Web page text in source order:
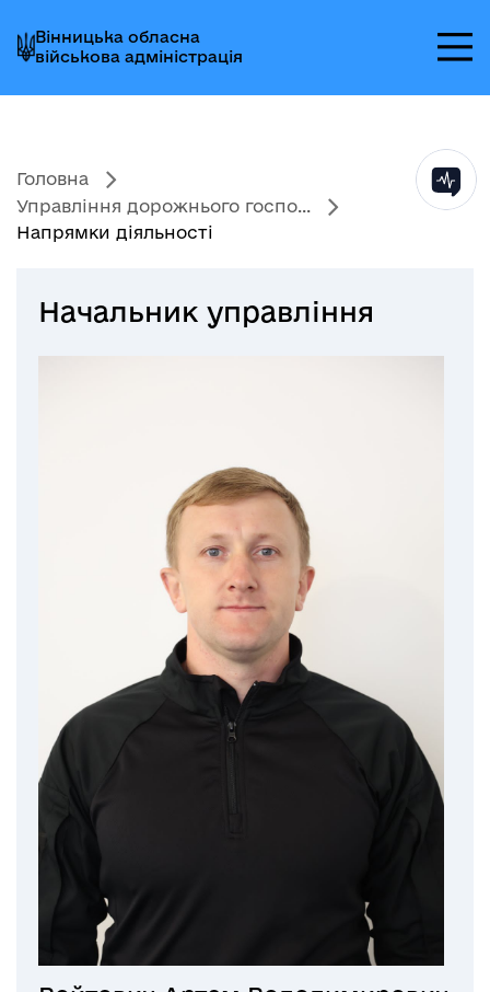
до
головного
меню
до
головного
вмісту
до
головного
колонтитула
Вінницька обласна
військова адміністрація
Головна
Управління дорожнього госпо...
Напрямки діяльності
Начальник управління